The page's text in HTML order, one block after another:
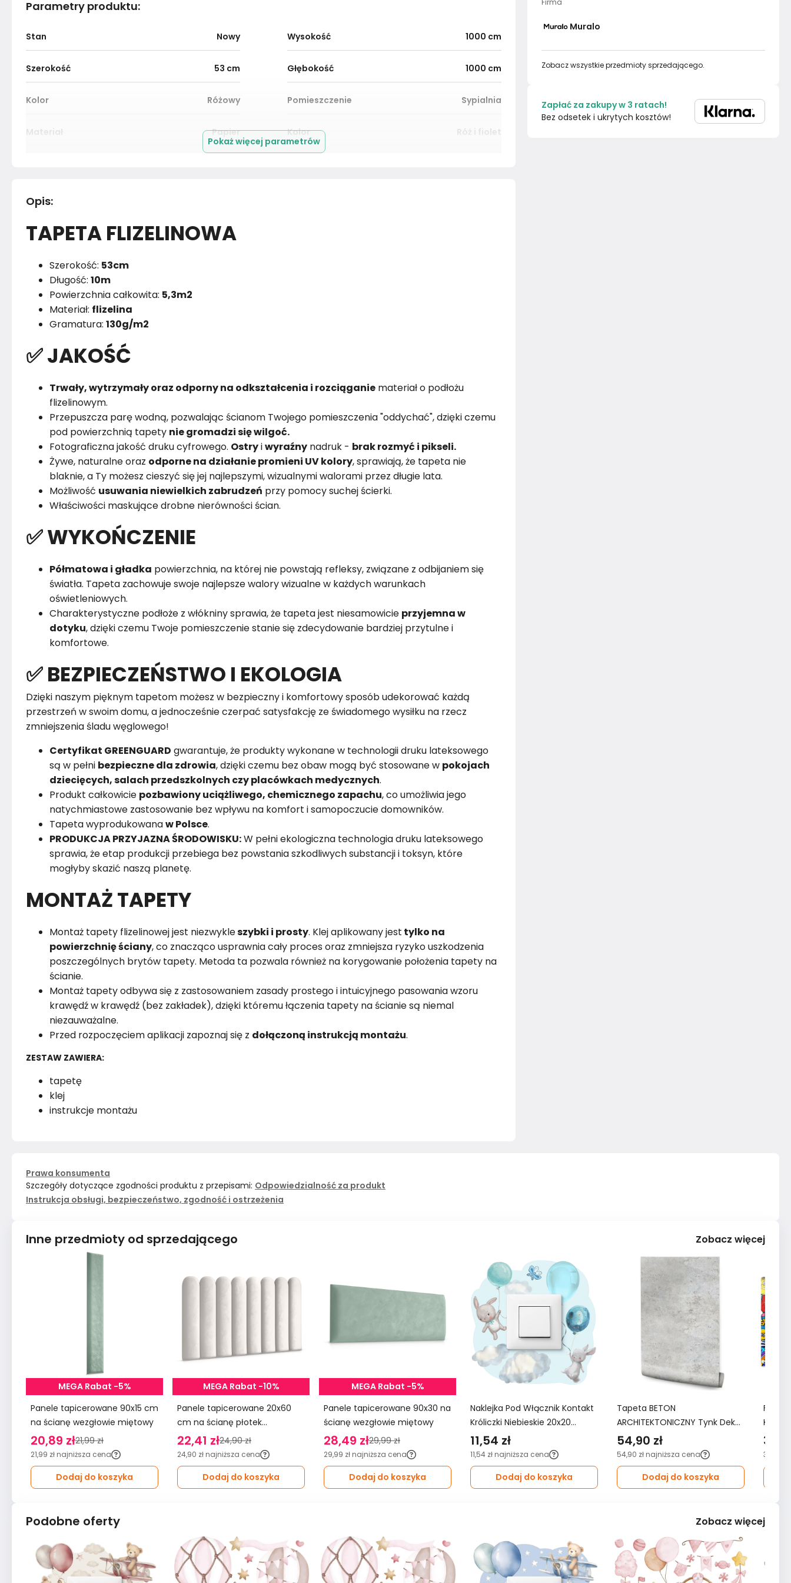
Parametry produktu:
Stan Nowy Wysokość 1000 cm
Szerokość 53 cm Głębokość 1000 cm
Kolor Różowy Pomieszczenie Sypialnia
Materiał Papier Kolor Róż i fiolet
Rok produkcji
Pokaż więcej parametrów
Opis:
TAPETA FLIZELINOWA
Szerokość: 53cm
Długość: 10m
Powierzchnia całkowita: 5,3m2
Materiał: flizelina
Gramatura: 130g/m2
✅ JAKOŚĆ
Trwały, wytrzymały oraz odporny na odkształcenia i rozciąganie materiał o podłożu
flizelinowym.
Przepuszcza parę wodną, pozwalając ścianom Twojego pomieszczenia "oddychać", dzięki czemu
pod powierzchnią tapety nie gromadzi się wilgoć.
Fotograficzna jakość druku cyfrowego. Ostryiwyraźny nadruk - brak rozmyć i pikseli.
Żywe, naturalne oraz odporne na działanie promieni UV kolory, sprawiają, że tapeta nie
blaknie, a Ty możesz cieszyć się jej najlepszymi, wizualnymi walorami przez długie lata.
Możliwość usuwania niewielkich zabrudzeń przy pomocy suchej ścierki.
Właściwości maskujące drobne nierówności ścian.
✅ WYKOŃCZENIE
Półmatowa i gładka powierzchnia, na której nie powstają refleksy, związane z odbijaniem się
światła. Tapeta zachowuje swoje najlepsze walory wizualne w każdych warunkach
oświetleniowych.
Charakterystyczne podłoże z włókniny sprawia, że tapeta jest niesamowicie przyjemna w
dotyku, dzięki czemu Twoje pomieszczenie stanie się zdecydowanie bardziej przytulne i
komfortowe.
✅ BEZPIECZEŃSTWO I EKOLOGIA
Dzięki naszym pięknym tapetom możesz w bezpieczny i komfortowy sposób udekorować każdą
przestrzeń w swoim domu, a jednocześnie czerpać satysfakcję ze świadomego wysiłku na rzecz
zmniejszenia śladu węglowego!
Certyfikat GREENGUARD gwarantuje, że produkty wykonane w technologii druku lateksowego
są w pełni bezpieczne dla zdrowia, dzięki czemu bez obaw mogą być stosowane w pokojach
dziecięcych, salach przedszkolnych czy placówkach medycznych.
Produkt całkowicie pozbawiony uciążliwego, chemicznego zapachu, co umożliwia jego
natychmiastowe zastosowanie bez wpływu na komfort i samopoczucie domowników.
Tapeta wyprodukowanaw Polsce.
PRODUKCJA PRZYJAZNA ŚRODOWISKU:W pełni ekologiczna technologia druku lateksowego
sprawia, że etap produkcji przebiega bez powstania szkodliwych substancji i toksyn, które
mogłyby skazić naszą planetę.
MONTAŻ TAPETY
Montaż tapety flizelinowej jest niezwykleszybki i prosty. Klej aplikowany jest tylko na
powierzchnię ściany, co znacząco usprawnia cały proces oraz zmniejsza ryzyko uszkodzenia
poszczególnych brytów tapety. Metoda ta pozwala również na korygowanie położenia tapety na
ścianie.
Montaż tapety odbywa się z zastosowaniem zasady prostego i intuicyjnego pasowania wzoru
krawędź w krawędź (bez zakładek), dzięki któremu łączenia tapety na ścianie są niemal
niezauważalne.
Przed rozpoczęciem aplikacji zapoznaj się z dołączoną instrukcją montażu.
ZESTAW ZAWIERA:
tapetę
klej
instrukcje montażu
Firma
Muralo
Zobacz wszystkie przedmioty sprzedającego.
Zapłać za zakupy w 3 ratach!
Bez odsetek i ukrytych kosztów!
Prawa konsumenta
Szczegóły dotyczące zgodności produktu z przepisami: Odpowiedzialność za produkt
Instrukcja obsługi, bezpieczeństwo, zgodność i ostrzeżenia
Inne przedmioty od sprzedającego Zobacz więcej
MEGA Rabat -5%
Panele tapicerowane 90x15 cm
na ścianę wezgłowie miętowy
20,89 zł21,99 zł
21,99 zł najniższa cena
Dodaj do koszyka
MEGA Rabat -10%
Panele tapicerowane 20x60
cm na ścianę płotek
wezgłowie kremowy
22,41 zł24,90 zł
24,90 zł najniższa cena
Dodaj do koszyka
MEGA Rabat -5%
Panele tapicerowane 90x30 na
ścianę wezgłowie miętowy
28,49 zł29,99 zł
29,99 zł najniższa cena
Dodaj do koszyka
Naklejka Pod Włącznik Kontakt
Króliczki Niebieskie 20x20
Balony Do Pokoju Dziecka
11,54 zł
11,54 zł najniższa cena
Dodaj do koszyka
Tapeta BETON
ARCHITEKTONICZNY Tynk Dekor
Ścienny Do Salonu 3D Wzór
Nowoczesny
54,90 zł
54,90 zł najniższa cena
Dodaj do koszyka
3D do
349,99
Podobne oferty Zobacz więcej